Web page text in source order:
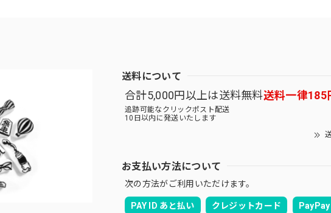
送料について
合計5,000円以上は送料無料送料一律185
追跡可能なクリックポスト配送
10日以内に発送いたします
お支払い方法について
次の方法がご利用いただけます。
PAY ID あと払い クレジットカード PayPay